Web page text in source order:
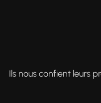
Ils nous confient leurs